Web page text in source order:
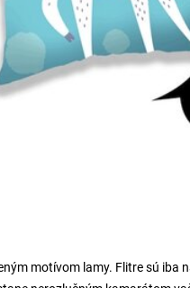
motívom lamy. Flitre sú iba